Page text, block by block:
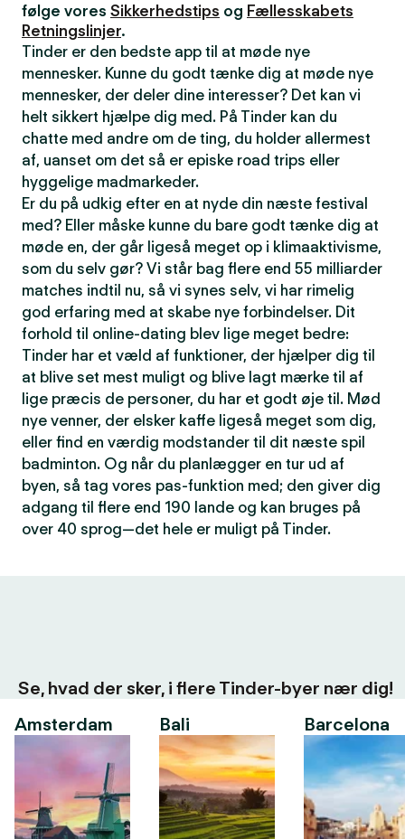
følge vores Sikkerhedstips og Fællesskabets
Retningslinjer.
Tinder er den bedste app til at møde nye
mennesker. Kunne du godt tænke dig at møde nye
mennesker, der deler dine interesser? Det kan vi
helt sikkert hjælpe dig med. På Tinder kan du
chatte med andre om de ting, du holder allermest
af, uanset om det så er episke road trips eller
hyggelige madmarkeder.
Er du på udkig efter en at nyde din næste festival
med? Eller måske kunne du bare godt tænke dig at
møde en, der går ligeså meget op i klimaaktivisme,
som du selv gør? Vi står bag flere end 55 milliarder
matches indtil nu, så vi synes selv, vi har rimelig
god erfaring med at skabe nye forbindelser. Dit
forhold til online-dating blev lige meget bedre:
Tinder har et væld af funktioner, der hjælper dig til
at blive set mest muligt og blive lagt mærke til af
lige præcis de personer, du har et godt øje til. Mød
nye venner, der elsker kaffe ligeså meget som dig,
eller find en værdig modstander til dit næste spil
badminton. Og når du planlægger en tur ud af
byen, så tag vores pas-funktion med; den giver dig
adgang til flere end 190 lande og kan bruges på
over 40 sprog—det hele er muligt på Tinder.
Se, hvad der sker, i flere Tinder-byer nær dig!
Amsterdam
Bali Barcelona